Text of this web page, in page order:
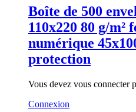
Boîte de 500
110x220 80 g/m²
numérique
protection
Vous devez vous connecter
Connexion